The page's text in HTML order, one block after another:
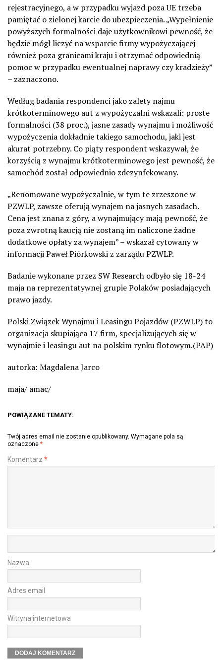
rejestracyjnego, a w przypadku wyjazd poza UE trzeba
pamiętać o zielonej karcie do ubezpieczenia. „Wypełnienie
powyższych formalności daje użytkownikowi pewność, że
będzie mógł liczyć na wsparcie firmy wypożyczającej
również poza granicami kraju i otrzymać odpowiednią
pomoc w przypadku ewentualnej naprawy czy kradzieży”
– zaznaczono.
Według badania respondenci jako zalety najmu
krótkoterminowego aut z wypożyczalni wskazali: proste
formalności (38 proc.), jasne zasady wynajmu i możliwość
wypożyczenia dokładnie takiego samochodu, jaki jest
akurat potrzebny. Co piąty respondent wskazywał, że
korzyścią z wynajmu krótkoterminowego jest pewność, że
samochód został odpowiednio zdezynfekowany.
„Renomowane wypożyczalnie, w tym te zrzeszone w
PZWLP, zawsze oferują wynajem na jasnych zasadach.
Cena jest znana z góry, a wynajmujący mają pewność, że
poza zwrotną kaucją nie zostaną im naliczone żadne
dodatkowe opłaty za wynajem” – wskazał cytowany w
informacji Paweł Piórkowski z zarządu PZWLP.
Badanie wykonane przez SW Research odbyło się 18-24
maja na reprezentatywnej grupie Polaków posiadających
prawo jazdy.
Polski Związek Wynajmu i Leasingu Pojazdów (PZWLP) to
organizacja skupiająca 17 firm, specjalizujących się w
wynajmie i leasingu aut na polskim rynku flotowym.(PAP)
autorka: Magdalena Jarco
maja/ amac/
POWIĄZANE TEMATY:
Twój adres email nie zostanie opublikowany. Wymagane pola są
oznaczone *
Komentarz *
Nazwa
Adres email
Witryna internetowa